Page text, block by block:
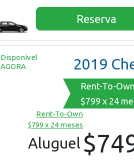
Reserva
Disponível
AGORA
2019 Chevrolet
Rent-To-
$799 x 24
Rent-To-Own
$799 x 24 meses
Aluguel